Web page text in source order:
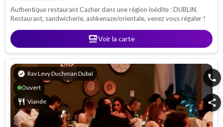
Authentique restaurant Cacher dans une région inédite : DUBLIN.
Restaurant, sandwicherie, ashkenaze/orientale, venez vous régaler !
set_mealVoir la carte
verified Rav Levy Duchman Dubaï
Ouvert
restaurant Viande
phone
share